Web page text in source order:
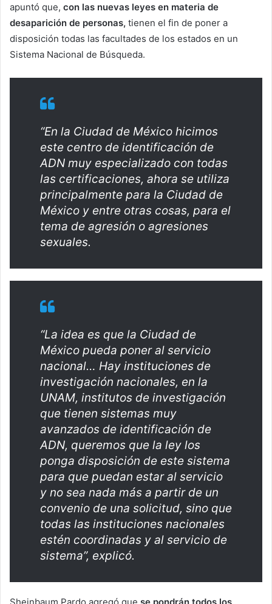
apuntó que, con las nuevas leyes en materia de
desaparición de personas, tienen el fin de poner a
disposición todas las facultades de los estados en un
Sistema Nacional de Búsqueda.
“En la Ciudad de México hicimos
este centro de identificación de
ADN muy especializado con todas
las certificaciones, ahora se utiliza
principalmente para la Ciudad de
México y entre otras cosas, para el
tema de agresión o agresiones
sexuales.
“La idea es que la Ciudad de
México pueda poner al servicio
nacional… Hay instituciones de
investigación nacionales, en la
UNAM, institutos de investigación
que tienen sistemas muy
avanzados de identificación de
ADN, queremos que la ley los
ponga disposición de este sistema
para que puedan estar al servicio
y no sea nada más a partir de un
convenio de una solicitud, sino que
todas las instituciones nacionales
estén coordinadas y al servicio de
sistema”, explicó.
Sheinbaum Pardo agregó que se pondrán todos los